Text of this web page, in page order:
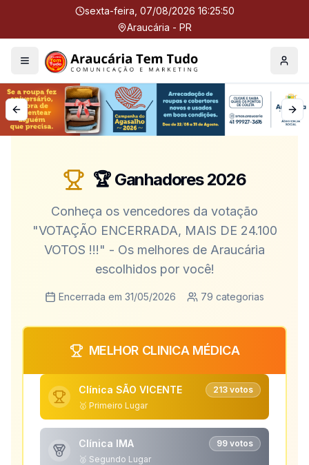
sexta-feira, 07/08/2026 16:25:51
Araucária - PR
Menu Perfil
Previous slide
🏆 Ganhadores2026
Conheça os vencedores da votação
"VOTAÇÃO ENCERRADA, MAIS DE 24.100
VOTOS !!!" - Os melhores de Araucária
escolhidos por você!
Encerrada em 31/05/2026 79 categorias
MELHOR CLINICA MÉDICA
Clínica SÃO VICENTE 213 votos
🥇 Primeiro Lugar
Clínica IMA 99 votos
🥈 Segundo Lugar